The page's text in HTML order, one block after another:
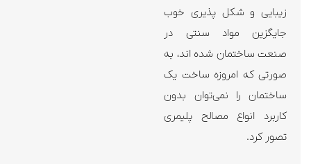
زیبایی و شکل پذیری خوب
جایگزین مواد سنتی در
صنعت ساختمان شده اند، به
صورتی که امروزه ساخت یک
ساختمان را نمی‌توان بدون
کاربرد انواع مصالح پلیمری
تصور کرد.